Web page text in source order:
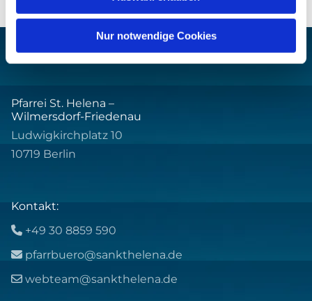
Nur notwendige Cookies
Pfarrei St. Helena –
Wilmersdorf-Friedenau
Ludwigkirchplatz 10
10719 Berlin
Kontakt:
 +49 30 8859 590
 pfarrbuero@sankthelena.de
 webteam@sankthelena.de